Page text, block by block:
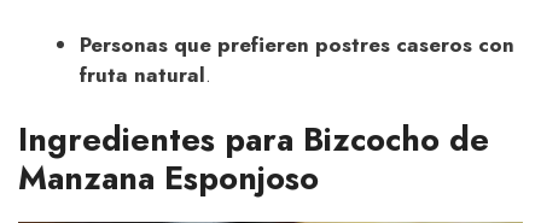
Personas que prefieren postres caseros con
fruta natural.
Ingredientes para Bizcocho de
Manzana Esponjoso